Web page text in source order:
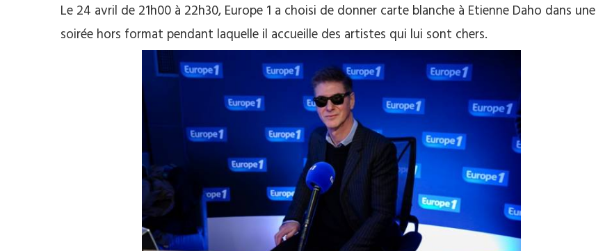
Le 24 avril de 21h00 à 22h30, Europe 1 a choisi de donner carte blanche à Etienne Daho dans une
soirée hors format pendant laquelle il accueille des artistes qui lui sont chers.